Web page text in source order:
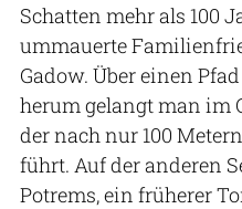
Schatten mehr als 100
ummauerte
Gadow. Über einen
herum gelangt man im
der nach nur 100
führt. Auf der anderen
Potrems, ein früherer